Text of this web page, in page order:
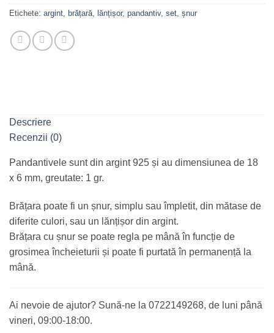
Etichete: argint, brățară, lănțișor, pandantiv, set, șnur
Descriere
Recenzii (0)
Pandantivele sunt din argint 925 și au dimensiunea de 18
x 6 mm, greutate: 1 gr.
Brățara poate fi un șnur, simplu sau împletit, din mătase de
diferite culori, sau un lănțișor din argint.
Brățara cu șnur se poate regla pe mână în funcție de
grosimea încheieturii și poate fi purtată în permanență la
mână.
Ai nevoie de ajutor? Sună-ne la 0722149268, de luni până
vineri, 09:00-18:00.